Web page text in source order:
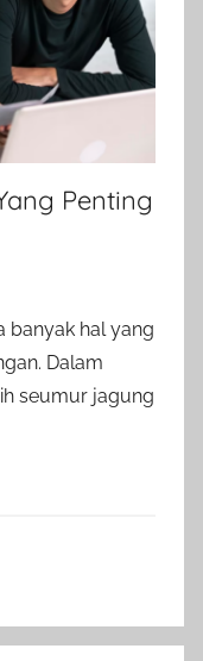
Penting
banyak hal yang
Dalam
seumur jagung